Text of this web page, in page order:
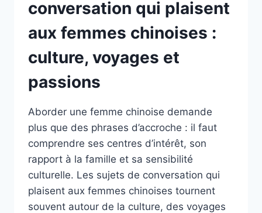
conversation qui plaisent
aux femmes chinoises :
culture, voyages et
passions
Aborder une femme chinoise demande
plus que des phrases d’accroche : il faut
comprendre ses centres d’intérêt, son
rapport à la famille et sa sensibilité
culturelle. Les sujets de conversation qui
plaisent aux femmes chinoises tournent
souvent autour de la culture, des voyages